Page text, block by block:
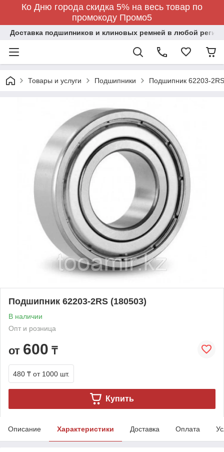
Ко Дню города скидка 5% на весь товар по
промокоду Промо5
Доставка подшипников и клиновых ремней в любой регион
Товары и услуги Подшипники Подшипник 62203-
Подшипник 62203-2RS (180503)
В наличии
Опт и розница
от 600 ₸
480 ₸ от 1000 шт.
Купить
Описание Характеристики Доставка Оплата